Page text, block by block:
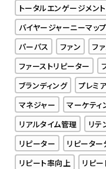
トータルエンゲージメン
バイヤージャーニーマップ
パーパス
ファン フ
ファーストリピーター
ブランディング
プレミ
マネジャー
マーケティ
リアルタイム管理
リテ
リピーター
リピータ
リピート率向上
リピ